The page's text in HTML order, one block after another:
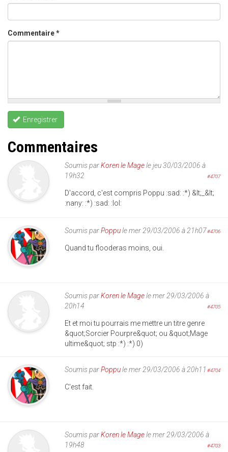
Commentaire*
Enregistrer
Commentaires
Soumis parKoren le Magele jeu 30/03/2006 à
19h32
#4707
D'accord, c'est compris Poppu :sad: :*) &lt;_&lt;
:nany: :*) :sad: :lol:
Soumis parPoppule mer 29/03/2006 à 21h07#4706
Quand tu flooderas moins, oui.
Soumis parKoren le Magele mer 29/03/2006 à
20h14
#4705
Et et moi tu pourrais me mettre un titre genre
&quot;Sorcier Pourpre&quot; ou &quot;Mage
ultime&quot; stp :*) :*) 0)
Soumis parPoppule mer 29/03/2006 à 20h11 #4704
C'est fait.
Soumis parKoren le Magele mer 29/03/2006 à
19h48
#4703